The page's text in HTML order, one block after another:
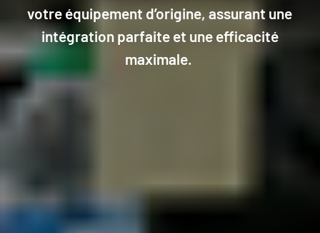
votre équipement d’origine, assurant une
intégration parfaite et une efficacité
maximale.